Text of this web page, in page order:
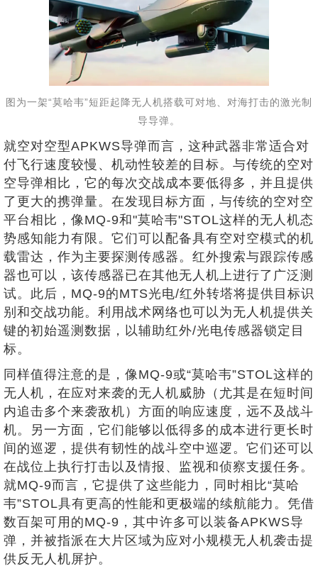
图为一架“莫哈韦”短距起降无人机搭载可对地、对海打击的激光制
导导弹。
就空对空型APKWS导弹而言，这种武器非常适合对
付飞行速度较慢、机动性较差的目标。与传统的空对
空导弹相比，它的每次交战成本要低得多，并且提供
了更大的携弹量。在发现目标方面，与传统的空对空
平台相比，像MQ-9和"莫哈韦"STOL这样的无人机态
势感知能力有限。它们可以配备具有空对空模式的机
载雷达，作为主要探测传感器。红外搜索与跟踪传感
器也可以，该传感器已在其他无人机上进行了广泛测
试。此后，MQ-9的MTS光电/红外转塔将提供目标识
别和交战功能。利用战术网络也可以为无人机提供关
键的初始遥测数据，以辅助红外/光电传感器锁定目
标。
同样值得注意的是，像MQ-9或“莫哈韦”STOL这样的
无人机，在应对来袭的无人机威胁（尤其是在短时间
内追击多个来袭敌机）方面的响应速度，远不及战斗
机。另一方面，它们能够以低得多的成本进行更长时
间的巡逻，提供有韧性的战斗空中巡逻。它们还可以
在战位上执行打击以及情报、监视和侦察支援任务。
就MQ-9而言，它提供了这些能力，同时相比“莫哈
韦”STOL具有更高的性能和更极端的续航能力。凭借
数百架可用的MQ-9，其中许多可以装备APKWS导
弹，并被指派在大片区域为应对小规模无人机袭击提
供反无人机屏护。